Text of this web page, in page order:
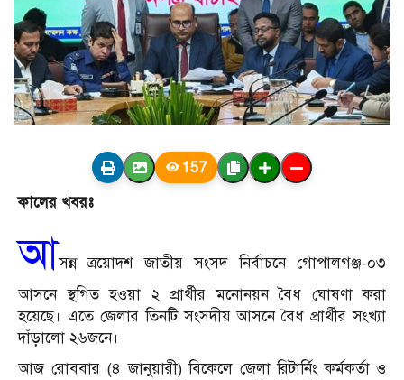
157
কালের খবরঃ
আসন্ন ত্রয়োদশ জাতীয় সংসদ নির্বাচনে গোপালগঞ্জ-০৩
আসনে স্থগিত হওয়া ২ প্রার্থীর মনোনয়ন বৈধ ঘোষণা করা
হয়েছে। এতে জেলার তিনটি সংসদীয় আসনে বৈধ প্রার্থীর সংখ্যা
দাঁড়ালো ২৬জনে।
আজ রোববার (৪ জানুয়ারী) বিকেলে জেলা রিটার্নিং কর্মকর্তা ও